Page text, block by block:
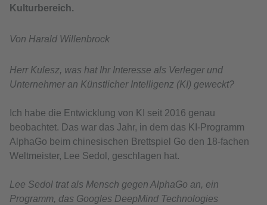
Kulturbereich.
Von Harald Willenbrock
Herr Kulesz, was hat Ihr Interesse als Verleger und
Unternehmer an Künstlicher Intelligenz (KI) geweckt?
Ich habe die Entwicklung von KI seit 2016 genau
beobachtet. Das war das Jahr, in dem das KI-Programm
AlphaGo beim chinesischen Brettspiel Go den 18-fachen
Weltmeister, Lee Sedol, geschlagen hat.
Lee Sedol trat als Mensch gegen AlphaGo an, ein
Programm, das Googles DeepMind Technologies